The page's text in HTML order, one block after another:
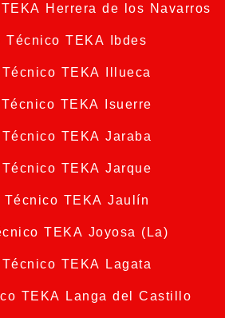
Herrera de los Navarros
Técnico TEKA Ibdes
TEKA Illueca
TEKA Isuerre
TEKA Jaraba
TEKA Jarque
Técnico TEKA Jaulín
TEKA Joyosa (La)
TEKA Lagata
TEKA Langa del Castillo